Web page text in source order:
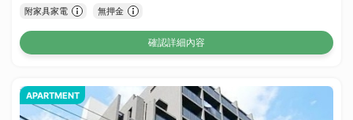
附家具家電 無押金
確認詳細內容
APARTMENT